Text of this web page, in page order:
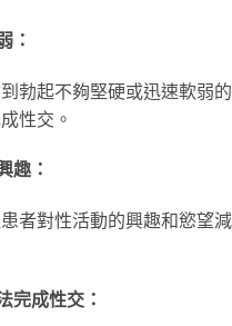
：
勃起不夠堅硬或迅速軟弱
性交。
趣：
者對性活動的興趣和慾望
完成性交：